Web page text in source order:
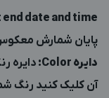
end date and time
پایان شمارش معکوس
دایره Color
: دایره
آن کلیک کنید رنگ